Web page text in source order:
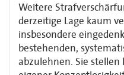
Weitere
derzeitige Lage kaum
insbesondere
bestehenden,
abzulehnen. Sie stellen